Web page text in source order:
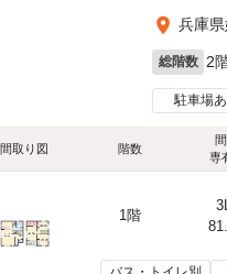
兵庫
総階数 2
駐車場あ
間取り図 階数
専
1階